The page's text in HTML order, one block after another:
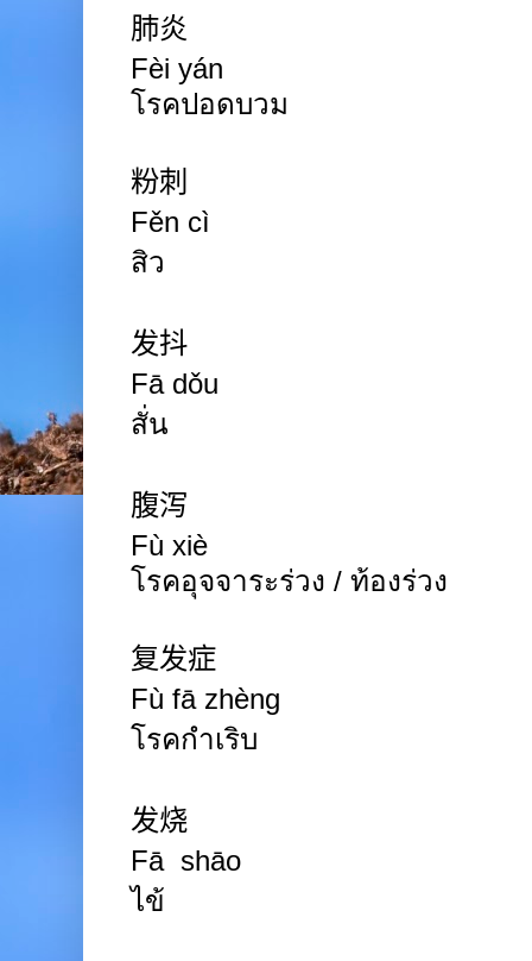
肺炎
Fèi yán
โรคปอดบวม
粉刺
Fěn cì
สิว
发抖
Fā dǒu
สั่น
腹泻
Fù xiè
โรคอุจจาระร่วง / ท้องร่วง
复发症
Fù fā zhèng
โรคกำเริบ
发烧
Fā shāo
ไข้